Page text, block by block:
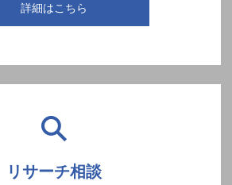
詳細はこちら
リサーチ相談